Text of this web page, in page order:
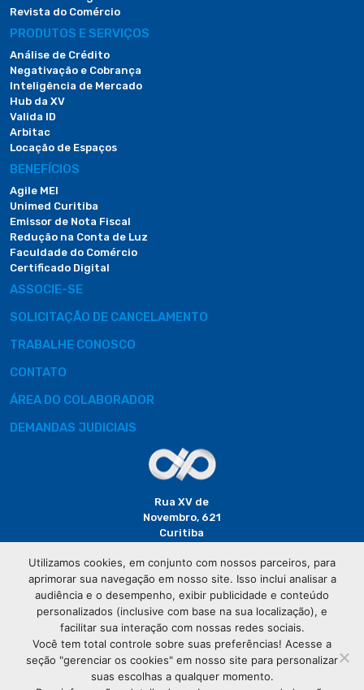
Revista do Comércio
PRODUTOS E SERVIÇOS
Análise de Crédito
Negativação e Cobrança
Inteligência de Mercado
Hub da XV
Valida ID
Arbitac
Locação de Espaços
BENEFÍCIOS
Agile MEI
Unimed Curitiba
Emissor de Nota Fiscal
Redução na Conta de Luz
Faculdade do Comércio
Certificado Digital
ASSOCIE-SE
SOLICITAÇÃO DE CANCELAMENTO
TRABALHE CONOSCO
CONTATO
ÁREA DO COLABORADOR
DEMANDAS JUDICIAIS
Rua XV de
Novembro, 621
Curitiba
(41) 3320-
2929
Utilizamos cookies, em conjunto com nossos parceiros, para
aprimorar sua navegação em nosso site. Isso inclui analisar a
audiência e o desempenho, exibir publicidade e conteúdo
personalizados (inclusive com base na sua localização), e
facilitar sua interação com nossas redes sociais.
Você tem total controle sobre suas preferências! Acesse a
seção "gerenciar os cookies" em nosso site para personalizar
suas escolhas a qualquer momento.